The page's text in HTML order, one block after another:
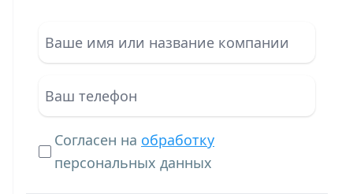
Согласен на обработку
персональных данных